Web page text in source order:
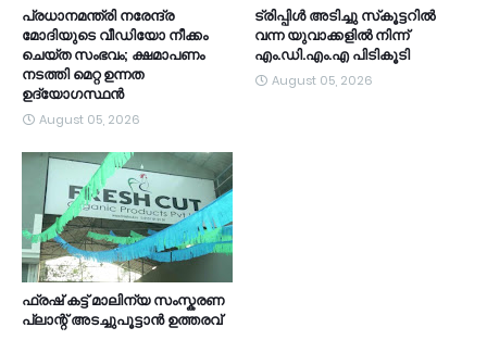
പ്രധാനമന്ത്രി നരേന്ദ്ര
മോദിയുടെ വീഡിയോ നീക്കം
ചെയ്ത സംഭവം; ക്ഷമാപണം
നടത്തി മെറ്റ ഉന്നത
ഉദ്യോഗസ്ഥന്‍
August 05, 2026
ട്രിപ്പിള്‍ അടിച്ചു സ്‌കൂട്ടറില്‍
വന്ന യുവാക്കളില്‍ നിന്ന്
എം.ഡി.എം.എ പിടികൂടി
August 05, 2026
ഫ്രഷ് കട്ട് മാലിന്യ സംസ്കരണ
പ്ലാന്റ് അടച്ചുപൂട്ടാൻ ഉത്തരവ്